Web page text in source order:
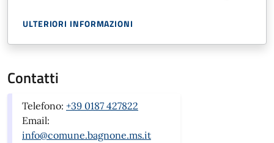
ULTERIORI INFORMAZIONI
Contatti
Telefono: +39 0187 427822
Email:
info@comune.bagnone.ms.it